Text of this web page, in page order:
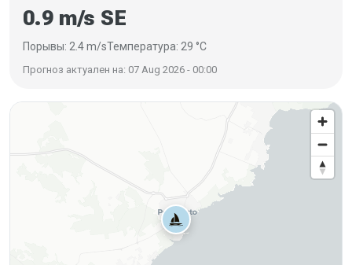
0.9 m/s SE
Порывы: 2.4 m/sТемпература: 29 °C
Прогноз актуален на: 07 Aug 2026 - 00:00